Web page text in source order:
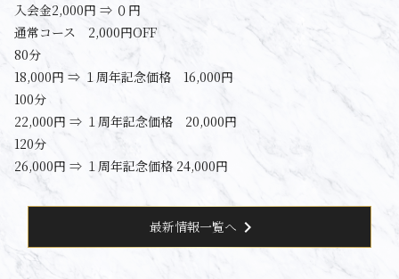
入会金2,000円 ⇒ ０円
通常コース 2,000円OFF
80分
18,000円 ⇒ １周年記念価格 16,000円
100分
22,000円 ⇒ １周年記念価格 20,000円
120分
26,000円 ⇒ １周年記念価格 24,000円
最新情報一覧へ chevron_right